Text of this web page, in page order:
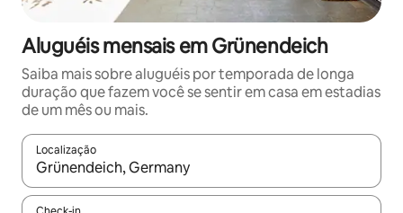
Aluguéis mensais em Grünendeich
Saiba mais sobre aluguéis por temporada de longa
duração que fazem você se sentir em casa em estadias
de um mês ou mais.
Localização
Quando os resultados estiverem disponíveis, explore-os